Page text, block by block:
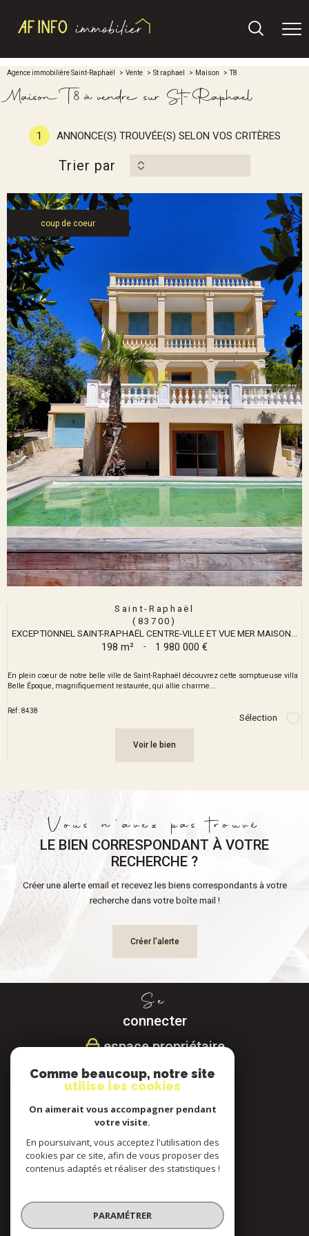
Agence immobilière Saint-Raphaël Vente St raphael Maison T8
Maison T8 à vendre sur St-Raphael
1 ANNONCE(S) TROUVÉE(S) SELON VOS CRITÈRES
Trier par
coup de coeur
Saint-Raphaël
(83700)
EXCEPTIONNEL SAINT-RAPHAËL CENTRE-VILLE ET VUE MER MAISON...
198 m² - 1 980 000 €
En plein coeur de notre belle ville de Saint-Raphaël découvrez cette somptueuse villa
Belle Époque, magnifiquement restaurée, qui allie charme...
Réf : 8438
Sélection
Voir le bien
Vous n'avez pas trouvé
LE BIEN CORRESPONDANT À VOTRE
RECHERCHE ?
Créer une alerte email et recevez les biens correspondants à votre
recherche dans votre boîte mail !
Créer l'alerte
Se
connecter
espace propriétaire
Nous
Nous
Comme beaucoup, notre site
utilise les cookies
On aimerait vous accompagner pendant
votre visite.
En poursuivant, vous acceptez l'utilisation des
cookies par ce site, afin de vous proposer des
contenus adaptés et réaliser des statistiques !
PARAMÉTRER